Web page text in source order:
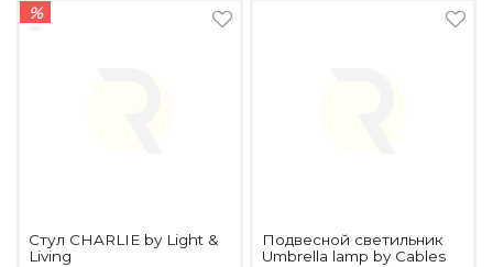
%
Стул CHARLIE by Light &
Living
Подвесной светильник
Umbrella lamp by Cables